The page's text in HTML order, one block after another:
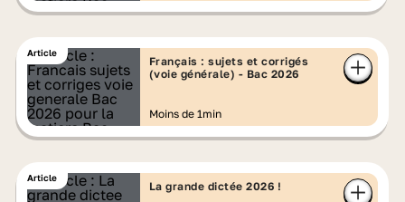
Article
Français : sujets et corrigés
(voie générale) - Bac 2026
Moins de 1min
Article
La grande dictée 2026 !